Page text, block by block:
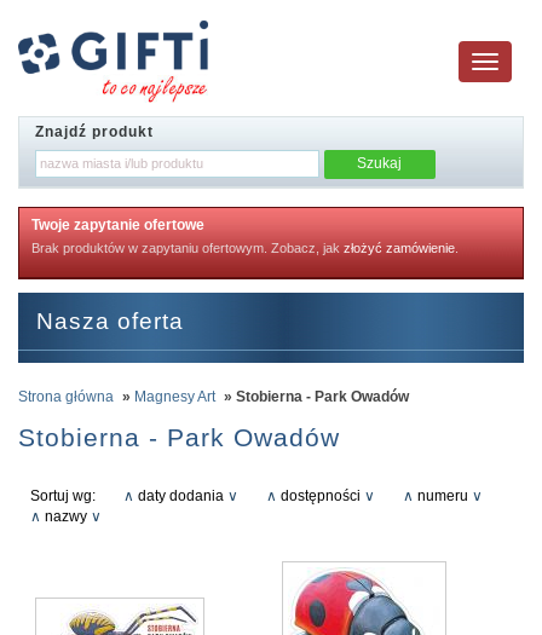
Toggle
navigation
Znajdź produkt
Twoje zapytanie ofertowe
Brak produktów w zapytaniu ofertowym. Zobacz, jak złożyć zamówienie
Nasza oferta
Strona główna » Magnesy Art » Stobierna - Park Owadów
Stobierna - Park Owadów
Sortuj wg: ∧ daty dodania ∨ ∧ dostępności ∨ ∧ numeru ∨
∧ nazwy ∨